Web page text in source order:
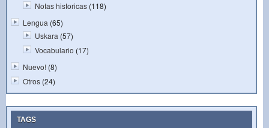
Notas historicas (118)
Lengua (65)
Uskara (57)
Vocabulario (17)
Nuevo! (8)
Otros (24)
TAGS